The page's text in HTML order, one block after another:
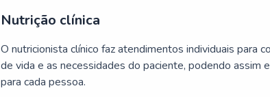
Nutrição clínica
O nutricionista clínico faz atendimentos individuais para
de vida e as necessidades do paciente, podendo assim
para cada pessoa.